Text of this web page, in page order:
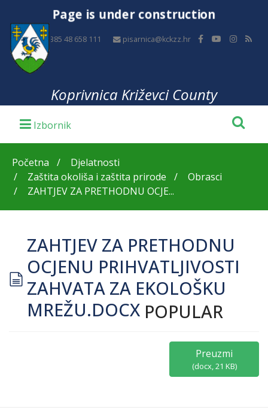
Page is under construction
+385 48 658 111 pisarnica@kckzz.hr
Koprivnica Križevci County
Početna
Djelatnosti
Zaštita okoliša i zaštita prirode
Obrasci
ZAHTJEV ZA PRETHODNU OCJE...
document
ZAHTJEV ZA PRETHODNU
OCJENU PRIHVATLJIVOSTI
ZAHVATA ZA EKOLOŠKU
MREŽU.DOCX POPULAR
Preuzmi
(docx,21 KB)